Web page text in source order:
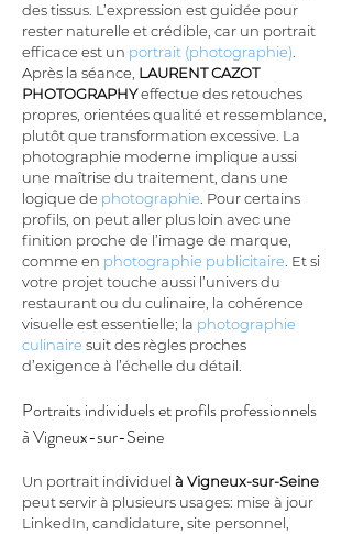
des tissus. L’expression est guidée pour
rester naturelle et crédible, car un portrait
efficace est un portrait (photographie)
Après la séance, LAURENT CAZOT
PHOTOGRAPHY effectue des retouches
propres, orientées qualité et ressemblance,
plutôt que transformation excessive. La
photographie moderne implique aussi
une maîtrise du traitement, dans une
logique de photographie . Pour certains
profils, on peut aller plus loin avec une
finition proche de l’image de marque,
comme en photographie publicitaire . Et si
votre projet touche aussi l’univers du
restaurant ou du culinaire, la cohérence
visuelle est essentielle; la photographie
culinaire suit des règles proches
d’exigence à l’échelle du détail.
Portraits individuels et profils professionnels
à Vigneux-sur-Seine
Un portrait individuel à Vigneux-sur-Seine
peut servir à plusieurs usages: mise à jour
LinkedIn, candidature, site personnel,